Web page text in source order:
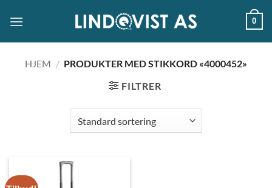
0
HJEM / PRODUKTER MED STIKKORD «4000452»
FILTRER